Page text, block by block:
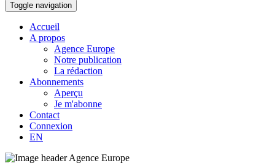
Toggle navigation
Accueil
A propos
Agence Europe
Notre publication
La rédaction
Abonnements
Aperçu
Je m'abonne
Contact
Connexion
EN